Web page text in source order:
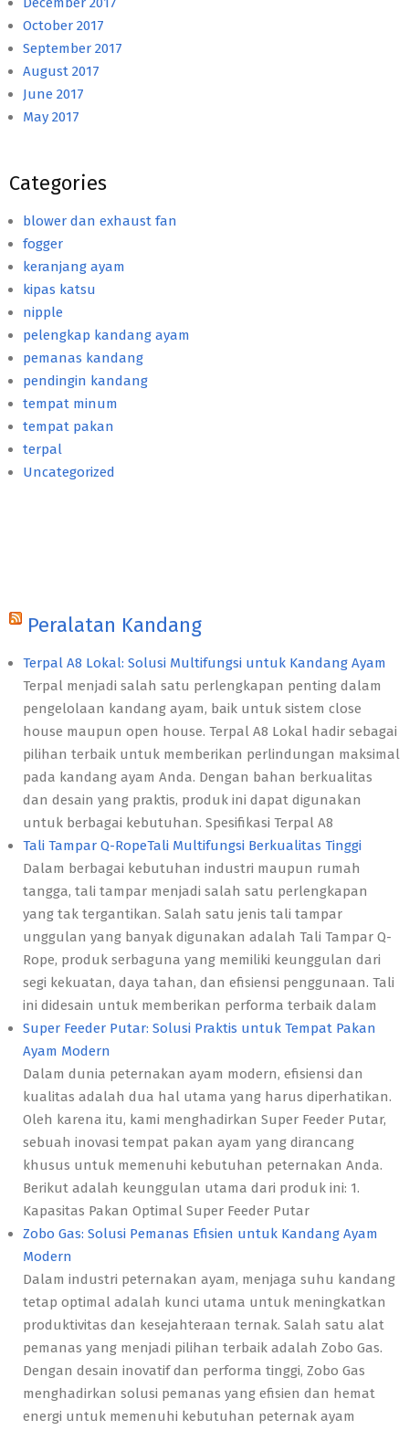
October 2017
September 2017
August 2017
June 2017
May 2017
Categories
blower dan exhaust fan
fogger
keranjang ayam
kipas katsu
nipple
pelengkap kandang ayam
pemanas kandang
pendingin kandang
tempat minum
tempat pakan
terpal
Uncategorized
Peralatan Kandang
Terpal A8 Lokal: Solusi Multifungsi untuk Kandang Ayam
Terpal menjadi salah satu perlengkapan penting dalam
pengelolaan kandang ayam, baik untuk sistem close
house maupun open house. Terpal A8 Lokal hadir sebagai
pilihan terbaik untuk memberikan perlindungan maksimal
pada kandang ayam Anda. Dengan bahan berkualitas
dan desain yang praktis, produk ini dapat digunakan
untuk berbagai kebutuhan. Spesifikasi Terpal A8
Tali Tampar Q-RopeTali Multifungsi Berkualitas Tinggi
Dalam berbagai kebutuhan industri maupun rumah
tangga, tali tampar menjadi salah satu perlengkapan
yang tak tergantikan. Salah satu jenis tali tampar
unggulan yang banyak digunakan adalah Tali Tampar Q-
Rope, produk serbaguna yang memiliki keunggulan dari
segi kekuatan, daya tahan, dan efisiensi penggunaan. Tali
ini didesain untuk memberikan performa terbaik dalam
Super Feeder Putar: Solusi Praktis untuk Tempat Pakan
Ayam Modern
Dalam dunia peternakan ayam modern, efisiensi dan
kualitas adalah dua hal utama yang harus diperhatikan.
Oleh karena itu, kami menghadirkan Super Feeder Putar,
sebuah inovasi tempat pakan ayam yang dirancang
khusus untuk memenuhi kebutuhan peternakan Anda.
Berikut adalah keunggulan utama dari produk ini: 1.
Kapasitas Pakan Optimal Super Feeder Putar
Zobo Gas: Solusi Pemanas Efisien untuk Kandang Ayam
Modern
Dalam industri peternakan ayam, menjaga suhu kandang
tetap optimal adalah kunci utama untuk meningkatkan
produktivitas dan kesejahteraan ternak. Salah satu alat
pemanas yang menjadi pilihan terbaik adalah Zobo Gas.
Dengan desain inovatif dan performa tinggi, Zobo Gas
menghadirkan solusi pemanas yang efisien dan hemat
energi untuk memenuhi kebutuhan peternak ayam